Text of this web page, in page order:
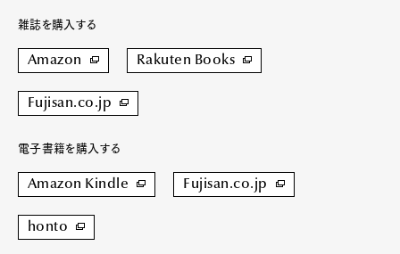
雑誌を購入する
Amazon Rakuten Books
Fujisan.co.jp
電子書籍を購入する
Amazon Kindle Fujisan.co.jp
honto